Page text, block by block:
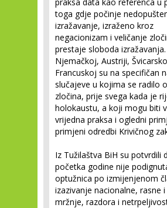
toga gdje počinje
izražavanje, izraženo kroz
negacionizam i veličanje
prestaje sloboda
Njemačkoj, Austriji,
Francuskoj su na specifičan
slučajeve u kojima se radilo
zločina, prije svega kada je
holokaustu, a koji mogu biti
vrijedna praksa i ogledni
primjeni odredbi Krivičnog
Iz Tužilaštva BiH su potvrdili
početka godine nije
optužnica po izmijenjenom
izazivanje nacionalne, rasne
mržnje, razdora i